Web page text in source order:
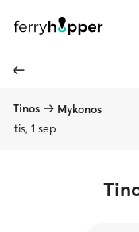
Tinos
Mykonos
tis, 1 sep